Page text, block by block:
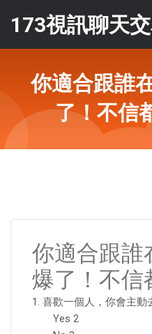
173視訊聊天
你適合跟誰
了！不信
你適合跟誰
爆了！不信
1. 喜歡一個人，你會主動
Yes 2